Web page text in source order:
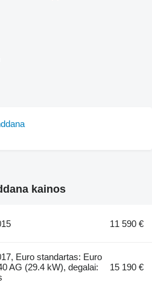
kainos
11 590 €
Euro standartas: Euro
AG (29.4 kW), degalai:
15 190 €